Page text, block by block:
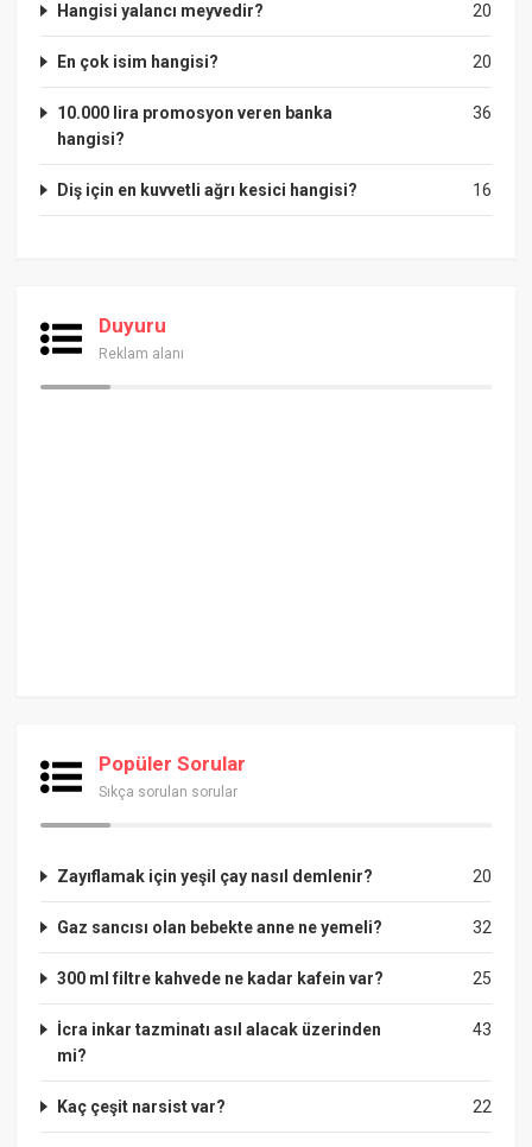
20
Hangisi yalancı meyvedir?
20
En çok isim hangisi?
36
10.000 lira promosyon veren banka
hangisi?
16
Diş için en kuvvetli ağrı kesici hangisi?
Duyuru
Reklam alanı
Popüler Sorular
Sıkça sorulan sorular
20
Zayıflamak için yeşil çay nasıl demlenir?
32
Gaz sancısı olan bebekte anne ne yemeli?
25
300 ml filtre kahvede ne kadar kafein var?
43
İcra inkar tazminatı asıl alacak üzerinden
mi?
22
Kaç çeşit narsist var?